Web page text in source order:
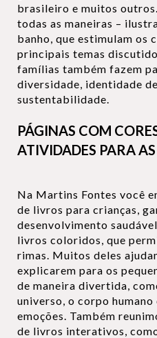
brasileiro e muitos
todas as maneiras –
banho, que estimulam os
principais temas
famílias também fazem
diversidade, identidade
sustentabilidade.
PÁGINAS COM
ATIVIDADES PARA
Na Martins Fontes você
de livros para crianças,
desenvolvimento
livros coloridos, que
rimas. Muitos deles
explicarem para os
de maneira divertida,
universo, o corpo
emoções. Também
de livros interativos,